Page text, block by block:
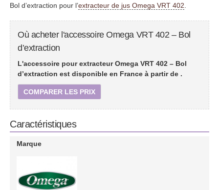
Bol d’extraction pour l’extracteur de jus Omega VRT 402
Où acheter l'accessoire Omega VRT 402 – Bol
d’extraction
L'accessoire pour extracteur Omega VRT 402 – Bol
d’extraction est disponible en France à partir de .
COMPARER LES PRIX
Caractéristiques
Marque